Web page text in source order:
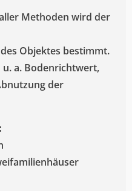
Methoden wird der
Objektes bestimmt.
a. Bodenrichtwert,
der